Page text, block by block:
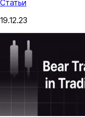
Статьи
19.12.23